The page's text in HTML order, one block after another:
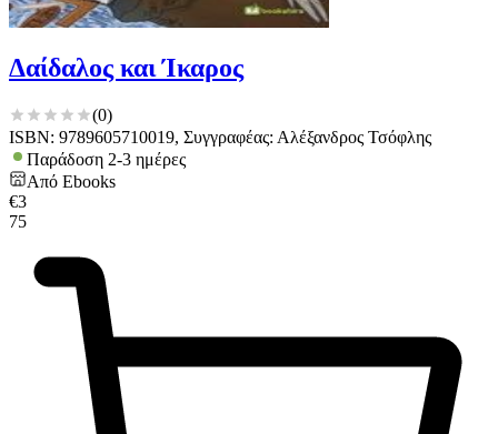
Δαίδαλος και Ίκαρος
(0)
ISBN: 9789605710019, Συγγραφέας: Αλέξανδρος Τσόφλης
Παράδοση 2-3 ημέρες
Από Ebooks
€3
75